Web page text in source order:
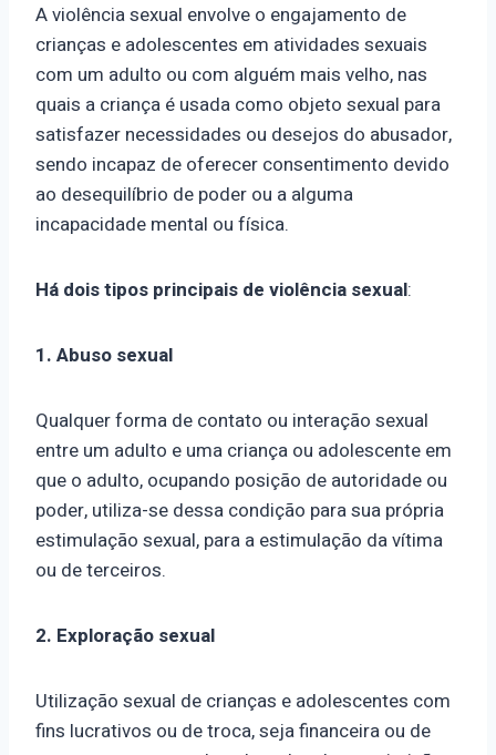
A violência sexual envolve o engajamento de
crianças e adolescentes em atividades sexuais
com um adulto ou com alguém mais velho, nas
quais a criança é usada como objeto sexual para
satisfazer necessidades ou desejos do abusador,
sendo incapaz de oferecer consentimento devido
ao desequilíbrio de poder ou a alguma
incapacidade mental ou física.
Há dois tipos principais de violência sexual:
1. Abuso sexual
Qualquer forma de contato ou interação sexual
entre um adulto e uma criança ou adolescente em
que o adulto, ocupando posição de autoridade ou
poder, utiliza-se dessa condição para sua própria
estimulação sexual, para a estimulação da vítima
ou de terceiros.
2. Exploração sexual
Utilização sexual de crianças e adolescentes com
fins lucrativos ou de troca, seja financeira ou de